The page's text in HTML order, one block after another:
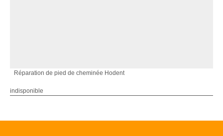
Réparation de pied de cheminée Hodent
indisponible